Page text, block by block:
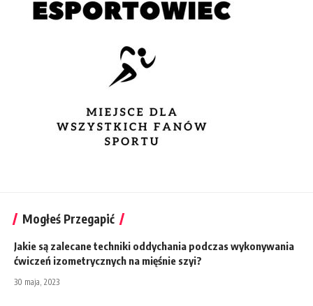
Mogłeś Przegapić
Jakie są zalecane techniki oddychania podczas wykonywania
ćwiczeń izometrycznych na mięśnie szyi?
30 maja, 2023